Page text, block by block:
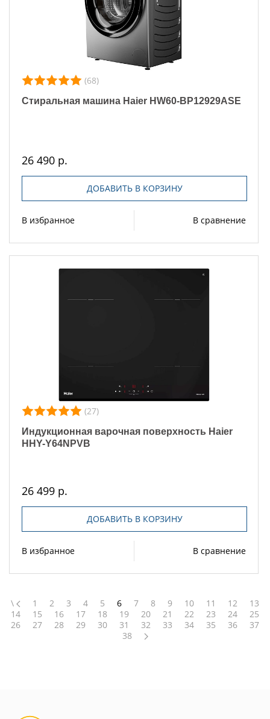
(68)
Стиральная машина Haier HW60-BP12929ASE
26 490 р.
ДОБАВИТЬ В КОРЗИНУ
В избранное В сравнение
(27)
Индукционная варочная поверхность Haier
HHY-Y64NPVB
26 499 р.
ДОБАВИТЬ В КОРЗИНУ
В избранное В сравнение
\ 1 2 3 4 5 6 7 8 9 10 11 12
13
14
15 16 17 18 19 20 21 22 23 24
25
26
27 28 29 30 31 32 33 34 35 36
37
38